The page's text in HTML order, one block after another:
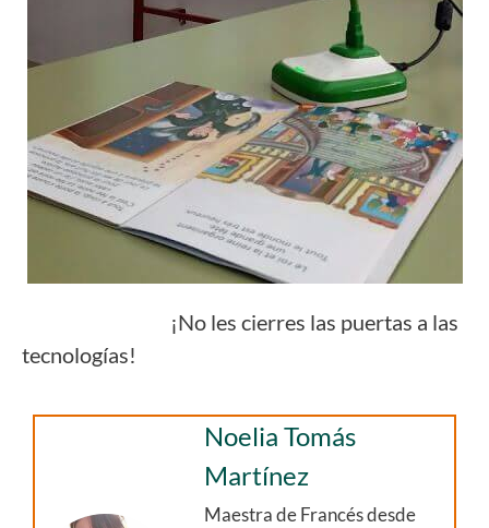
¡No les cierres las puertas a las
tecnologías!
Noelia Tomás
Martínez
Maestra de Francés desde